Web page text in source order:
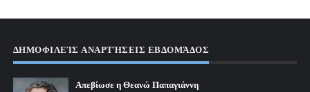
ΔΗΜΟΦΙΛΕΊΣ ΑΝΑΡΤΉΣΕΙΣ ΕΒΔΟΜΆΔΟΣ
Απεβίωσε η Θεανώ Παπαγιάννη